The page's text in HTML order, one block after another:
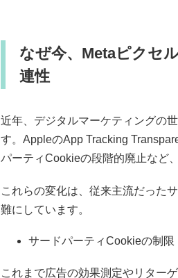
なぜ今、Metaピクセ
連性
近年、デジタルマーケティングの
す。AppleのApp Tracking
パーティCookieの段階的廃止など
これらの変化は、従来主流だった
難にしています。
サードパーティCookieの制限
これまで広告の効果測定やリター